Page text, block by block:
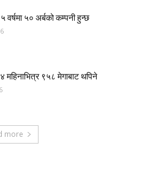
५० अर्बको कम्पनी हुन्छ
महिनाभित्र ९५८ मेगाबाट थपिने
more